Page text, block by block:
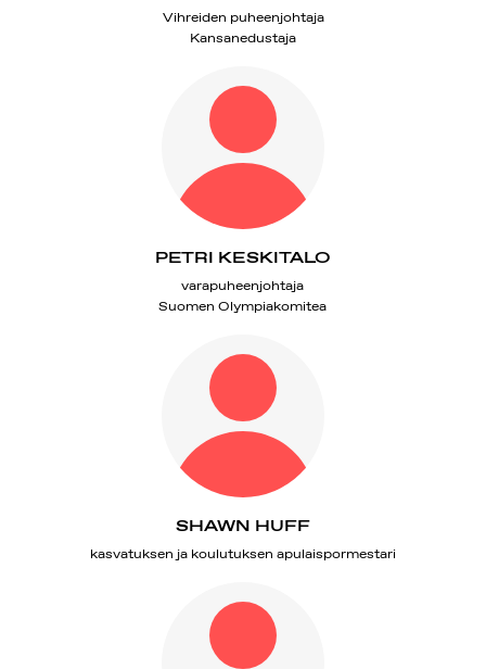
Vihreiden puheenjohtaja
Kansanedustaja
PETRI KESKITALO
varapuheenjohtaja
Suomen Olympiakomitea
SHAWN HUFF
kasvatuksen ja koulutuksen apulaispormestari